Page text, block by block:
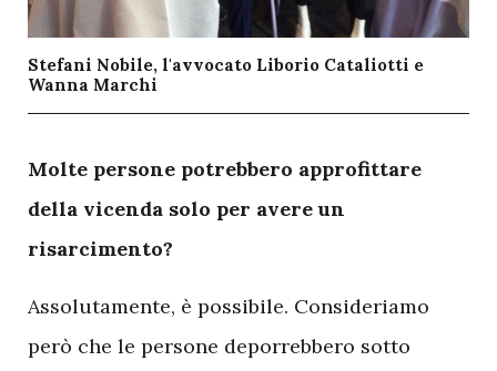
Stefani Nobile, l'avvocato Liborio Cataliotti e
Wanna Marchi
Molte persone potrebbero approfittare
della vicenda solo per avere un
risarcimento?
Assolutamente, è possibile. Consideriamo
però che le persone deporrebbero sotto